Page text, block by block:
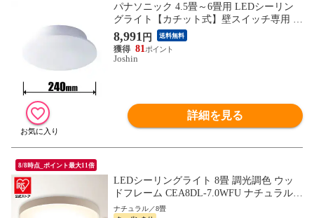
パナソニック 4.5畳～6畳用 LEDシーリン
グライト【カチット式】壁スイッチ専用 Pa
nasonic パルックLED コンパクトシリーズ
LE-RCS06D2 【返品種別A】
8,991 円 送料無料
81
Joshin
詳細を見る
8/8時点_ポイント最大11倍
LEDシーリングライト 8畳 調光調色 ウッ
ドフレーム CEA8DL-7.0WFU ナチュラル
安心延長保証対象
ナチュラル／8畳